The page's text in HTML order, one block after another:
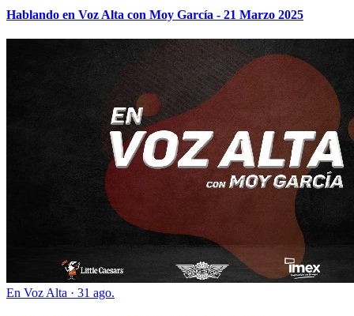
Hablando en Voz Alta con Moy García - 21 Marzo 2025
En Voz Alta · 31 ago.